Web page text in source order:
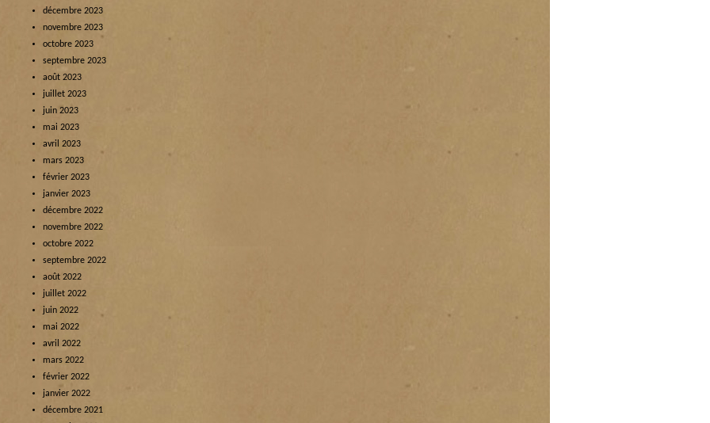
décembre 2023
novembre 2023
octobre 2023
septembre 2023
août 2023
juillet 2023
juin 2023
mai 2023
avril 2023
mars 2023
février 2023
janvier 2023
décembre 2022
novembre 2022
octobre 2022
septembre 2022
août 2022
juillet 2022
juin 2022
mai 2022
avril 2022
mars 2022
février 2022
janvier 2022
décembre 2021